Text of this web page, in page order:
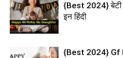
{Best 2024} बेटी
इन हिंदी
{Best 2024} Gf